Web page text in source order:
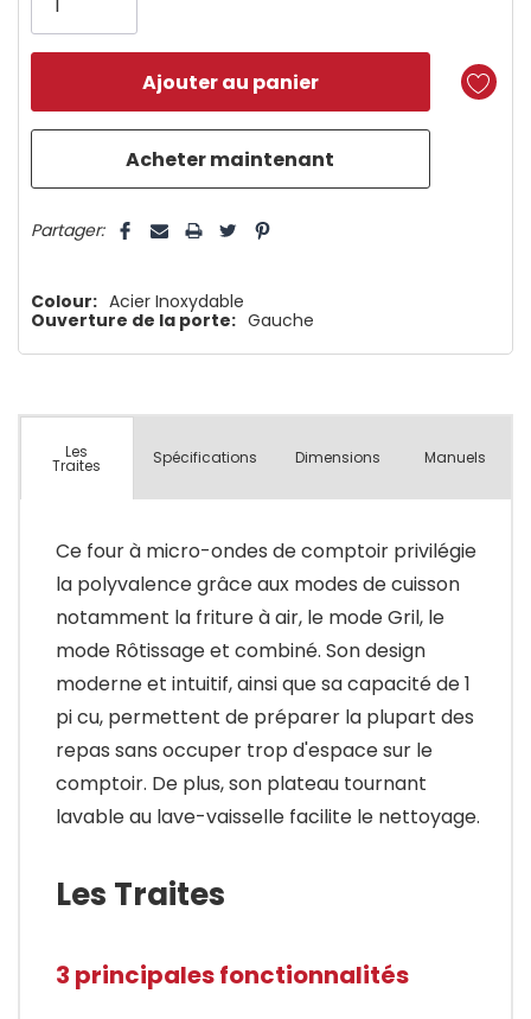
plus
Partager:
Colour: Acier Inoxydable
Ouverture de la porte: Gauche
Les
Traites Spécifications Dimensions Manuels
Ce four à micro-ondes de comptoir privilégie
la polyvalence grâce aux modes de cuisson
notamment la friture à air, le mode Gril, le
mode Rôtissage et combiné. Son design
moderne et intuitif, ainsi que sa capacité de 1
pi cu, permettent de préparer la plupart des
repas sans occuper trop d'espace sur le
comptoir. De plus, son plateau tournant
lavable au lave-vaisselle facilite le nettoyage.
Les Traites
3 principales fonctionnalités